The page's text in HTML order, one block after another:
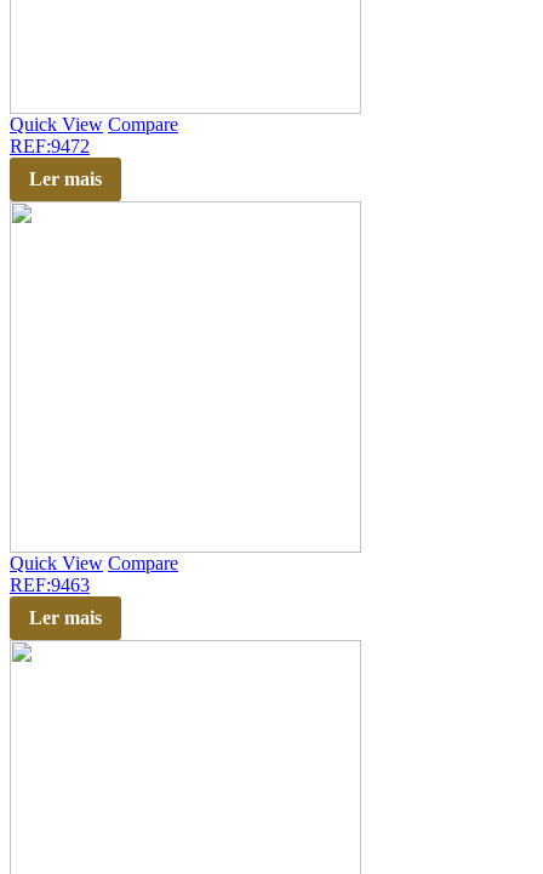
Quick View Compare
REF:9472
Ler mais
Quick View Compare
REF:9463
Ler mais